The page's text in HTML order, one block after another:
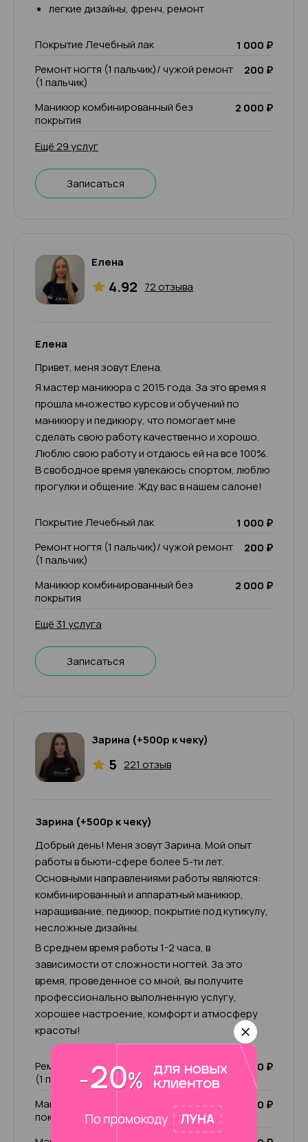
легкие дизайны, френч, ремонт
Покрытие Лечебный лак
1 000 ₽
Ремонт ногтя (1 пальчик)/ чужой ремонт
(1 пальчик)
200 ₽
Маникюр комбинированный без
покрытия
2 000 ₽
Ещё 29 услуг
Записаться
Елена
4.92 72 отзыва
Елена
Привет, меня зовут Елена.
Я мастер маникюра с 2015 года. За это время я
прошла множество курсов и обучений по
маникюру и педикюру, что помогает мне
сделать свою работу качественно и хорошо.
Люблю свою работу и отдаюсь ей на все 100%.
В свободное время увлекаюсь спортом, люблю
прогулки и общение. Жду вас в нашем салоне!
Покрытие Лечебный лак
1 000 ₽
Ремонт ногтя (1 пальчик)/ чужой ремонт
(1 пальчик)
200 ₽
Маникюр комбинированный без
покрытия
2 000 ₽
Ещё 31 услуга
Записаться
Зарина (+500р к чеку)
5 221 отзыв
Зарина (+500р к чеку)
Добрый день! Меня зовут Зарина. Мой опыт
работы в бьюти-сфере более 5-ти лет.
Основными направлениями работы являются:
комбинированный и аппаратный маникюр,
наращивание, педикюр, покрытие под кутикулу,
несложные дизайны.
В среднем время работы 1-2 часа, в
зависимости от сложности ногтей. За это
время, проведенное со мной, вы получите
профессионально выполненную услугу,
хорошее настроение, комфорт и атмосферу
красоты!
Ремонт ногтя (1 пальчик)/ чужой ремонт
(1 пальчик)
200 ₽
Маникюр комбинированный без
покрытия
2 000 ₽